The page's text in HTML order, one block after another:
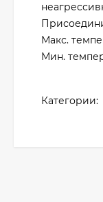
Макс.
Мин.
Категории: